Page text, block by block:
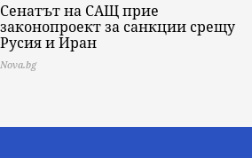
Сенатът на САЩ прие
законопроект за санкции срещу
Русия и Иран
Nova.bg